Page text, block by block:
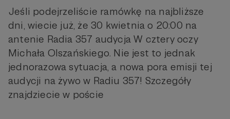
Jeśli podejrzeliście ramówkę na najbliższe
dni, wiecie już, że 30 kwietnia o 20:00 na
antenie Radia 357 audycja W cztery oczy
Michała Olszańskiego. Nie jest to jednak
jednorazowa sytuacja, a nowa pora emisji tej
audycji na żywo w Radiu 357! Szczegóły
znajdziecie w poście